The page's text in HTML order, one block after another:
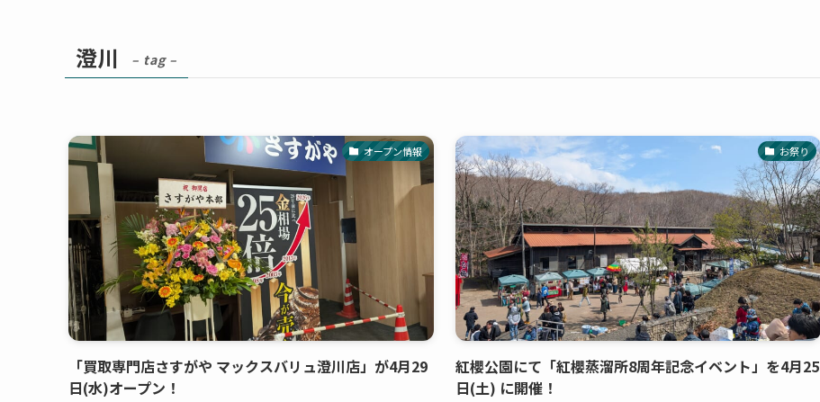
澄川 – tag –
オープン情報
「買取専門店さすがや マックスバリュ澄川店」が4月29
日(水)オープン！
お祭り
紅櫻公園にて「紅櫻蒸溜所8周年記念イベント」を4月25
日(土) に開催！